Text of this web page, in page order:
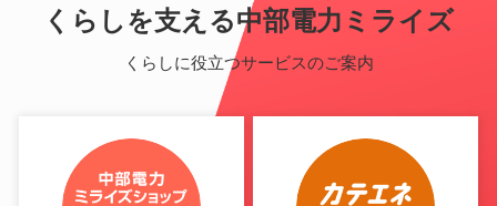
くらしを支える中部電力ミライズ
くらしに役立つサービスのご案内